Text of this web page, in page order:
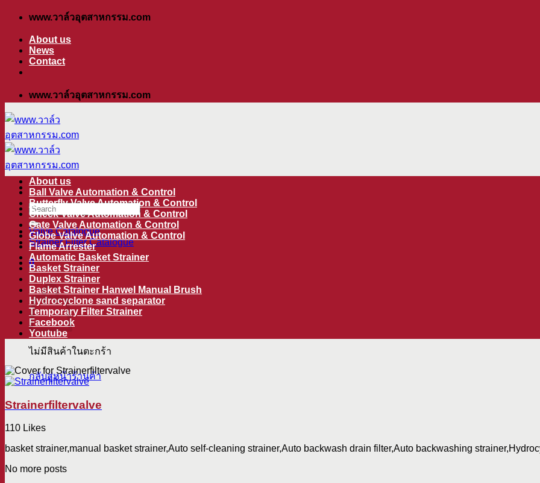
ข้าม
เนื้อหา
www.วาล์วอุตสาหกรรม.com
About us
News
Contact
www.วาล์วอุตสาหกรรม.com
ค้นหา:
Valve Catalogue
Strainer Filter Catalogue
0
ตะกร้าสินค้า
ไม่มีสินค้าในตะกร้า
กลับสู่หน้าร้านค้า
About us
Ball Valve Automation & Control
Butterfly Valve Automation & Control
Check Valve Automation & Control
Gate Valve Automation & Control
Globe Valve Automation & Control
Flame Arrester
Automatic Basket Strainer
Basket Strainer
Duplex Strainer
Basket Strainer Hanwel Manual Brush
Hydrocyclone sand separator
Temporary Filter Strainer
Facebook
Youtube
Strainerfiltervalve
110 Likes
basket strainer,manual basket strainer,Auto self-cleaning strainer,Auto backwash drain filter,Auto backwashing
No more posts